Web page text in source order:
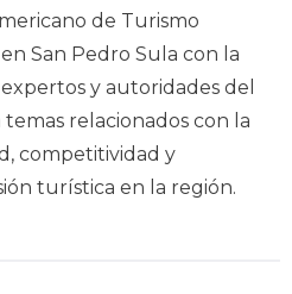
de Turismo
San Pedro Sula con la
y autoridades del
relacionados con la
competitividad y
turística en la región.